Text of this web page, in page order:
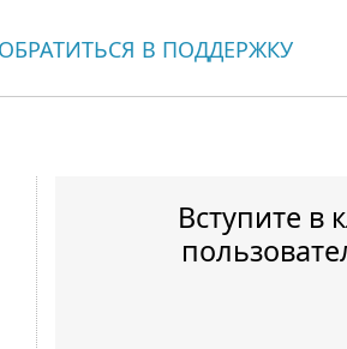
ОБРАТИТЬСЯ В ПОДДЕРЖКУ
Вступите в